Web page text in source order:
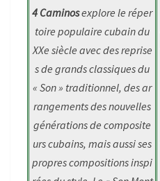
4 Caminosexplore le réper
toire populaire cubain du
XXe siècle avec des reprise
s de grands classiques du
« Son » traditionnel, des ar
rangements des nouvelles
générations de composite
urs cubains, mais aussi ses
propres compositions inspi